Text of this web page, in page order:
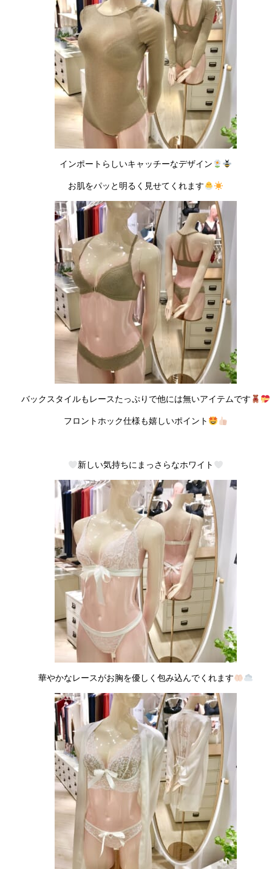
インポートらしいキャッチーなデザイン
お肌をパッと明るく見せてくれます
バックスタイルもレースたっぷりで他には無いアイテムです
フロントホック仕様も嬉しいポイント
新しい気持ちにまっさらなホワイト
華やかなレースがお胸を優しく包み込んでくれます